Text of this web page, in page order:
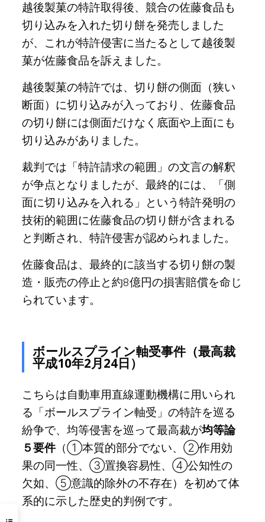
越後製菓の特許取得後、競合の佐藤食品も
切り込みを入れた切り餅を発売しました
が、これが特許侵害に当たるとして越後製
菓が佐藤食品を訴えました。
越後製菓の特許では、切り餅の側面（狭い
断面）に切り込みが入っており、佐藤食品
の切り餅には側面だけなく底面や上面にも
切り込みがありました。
裁判では「特許請求の範囲」の文言の解釈
が争点となりましたが、最終的には、「側
面に切り込みを入れる」という特許発明の
技術的範囲に佐藤食品の切り餅が含まれる
と判断され、特許侵害が認められました。
佐藤食品は、最終的に該当する切り餅の製
造・販売の停止と約8億円の損害賠償を命じ
られています。
ボールスプライン軸受事件（最高裁
平成10年2月24日）
こちらは自動車用直線運動機構に用いられ
る「ボールスプライン軸受」の特許を巡る
紛争で、均等侵害を巡って最高裁が均等論
５要件（①本質的部分でない、②作用効
果の同一性、③置換容易性、④公知性の
欠如、⑤意識的除外の不存在）を初めて体
系的に示した歴史的判例です。